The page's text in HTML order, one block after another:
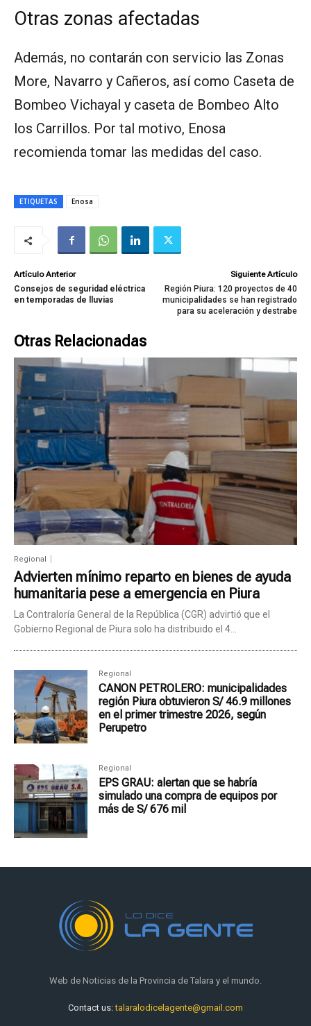
Otras zonas afectadas
Además, no contarán con servicio las Zonas
More, Navarro y Cañeros, así como Caseta de
Bombeo Vichayal y caseta de Bombeo Alto
los Carrillos. Por tal motivo, Enosa
recomienda tomar las medidas del caso.
ETIQUETAS Enosa
Artículo Anterior
Consejos de seguridad eléctrica
en temporadas de lluvias
Siguiente Artículo
Región Piura: 120 proyectos de 40
municipalidades se han registrado
para su aceleración y destrabe
Otras Relacionadas
Regional
Advierten mínimo reparto en bienes de ayuda
humanitaria pese a emergencia en Piura
La Contraloría General de la República (CGR) advirtió que el
Gobierno Regional de Piura solo ha distribuido el 4...
Regional
CANON PETROLERO: municipalidades
región Piura obtuvieron S/ 46.9 millones
en el primer trimestre 2026, según
Perupetro
Regional
EPS GRAU: alertan que se habría
simulado una compra de equipos por
más de S/ 676 mil
Web de Noticias de la Provincia de Talara y el mundo.
Contact us:talaralodicelagente@gmail.com